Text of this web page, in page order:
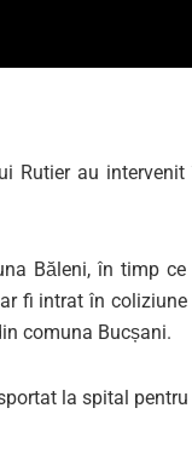
Rutier au
Băleni, în timp ce
fi intrat în coliziune
comuna Bucșani.
la spital